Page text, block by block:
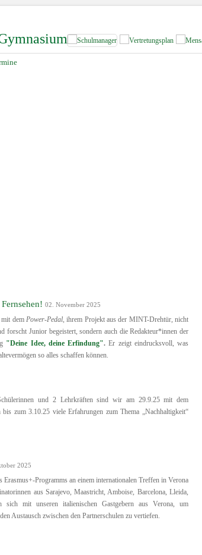
02. November 2025
mit dem Power-Pedal, ihrem Projekt aus der MINT-Drehtür, nicht
forscht Junior begeistert, sondern auch die Redakteur*innen der
"Deine Idee, deine Erfindung".Er zeigt eindrucksvoll, was
so alles schaffen können.
und 2 Lehrkräften sind wir am 29.9.25 mit dem
zum 3.10.25 viele Erfahrungen zum Thema „Nachhaltigkeit“
2025
Erasmus+-Programms an einem internationalen Treffen in Verona
aus Sarajevo, Maastricht, Amboise, Barcelona, Lleida,
sich mit unseren italienischen Gastgebern aus Verona, um
Austausch zwischen den Partnerschulen zu vertiefen.